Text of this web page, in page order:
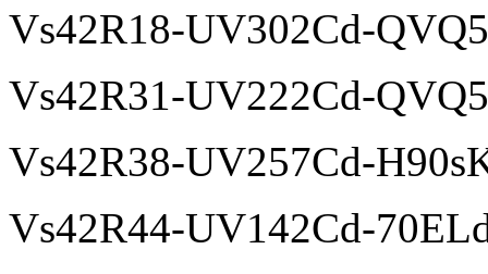
Vs42R18-UV302Cd-
Vs42R31-UV222Cd-
Vs42R38-UV257Cd-
Vs42R44-UV142Cd-